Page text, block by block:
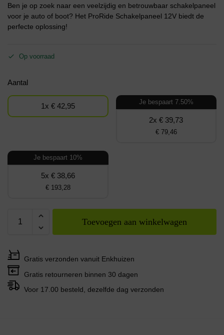
Ben je op zoek naar een veelzijdig en betrouwbaar schakelpaneel
voor je auto of boot? Het ProRide Schakelpaneel 12V biedt de
perfecte oplossing!
Op voorraad
Aantal
1x € 42,95 Je bespaart 7.50%
2x € 39,73
€ 79,46
Je bespaart 10%
5x € 38,66
€ 193,28
Toevoegen aan winkelwagen
Gratis verzonden vanuit Enkhuizen
Gratis retourneren binnen 30 dagen
Voor 17.00 besteld, dezelfde dag verzonden